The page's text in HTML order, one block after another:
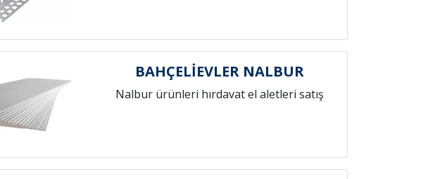
BAHÇELİEVLER NALBUR
Nalbur ürünleri hırdavat el aletleri satış